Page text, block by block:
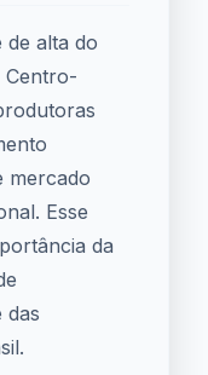
alta do
Centro-
mercado
Esse
da
das